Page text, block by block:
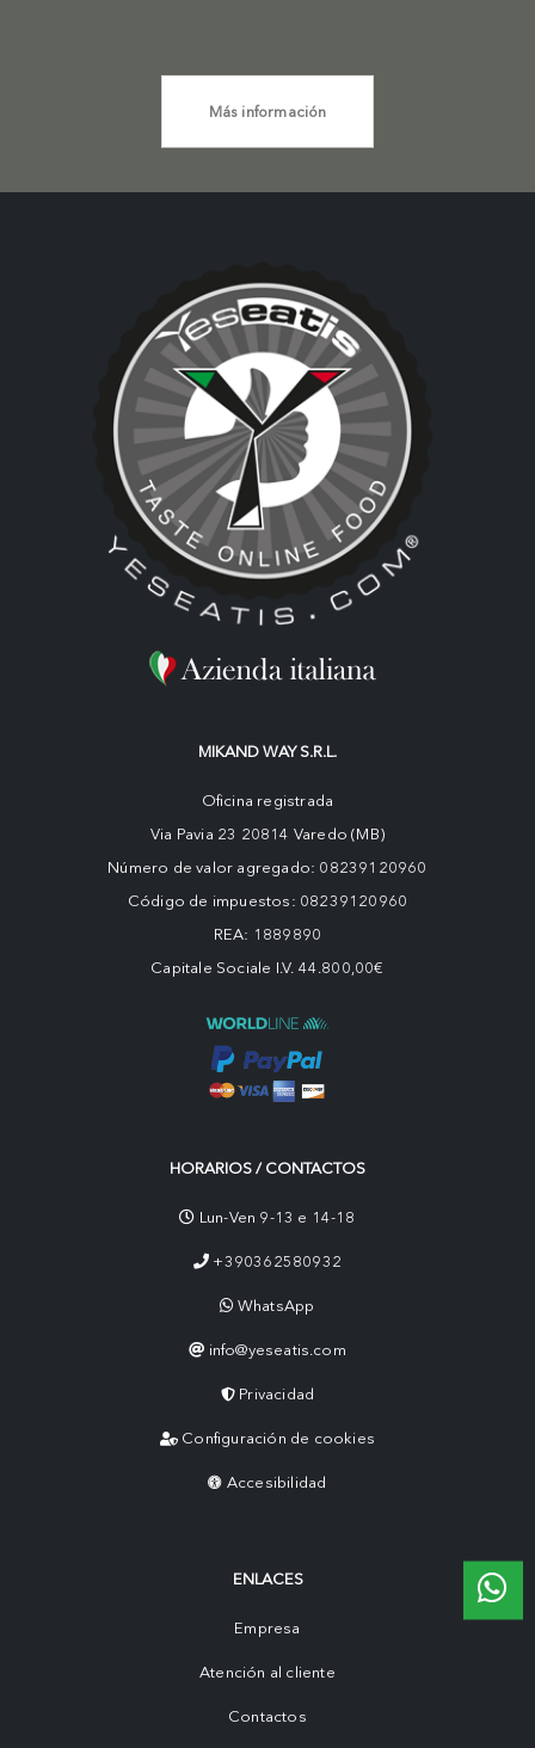
Más información
MIKAND WAY S.R.L.
Oficina registrada
Via Pavia 23 20814 Varedo (MB)
Número de valor agregado: 08239120960
Código de impuestos: 08239120960
REA: 1889890
Capitale Sociale I.V. 44.800,00€
HORARIOS / CONTACTOS
Lun-Ven 9-13 e 14-18
+390362580932
WhatsApp
info@yeseatis.com
Privacidad
Configuración de cookies
Accesibilidad
ENLACES
Empresa
Atención al cliente
Contactos